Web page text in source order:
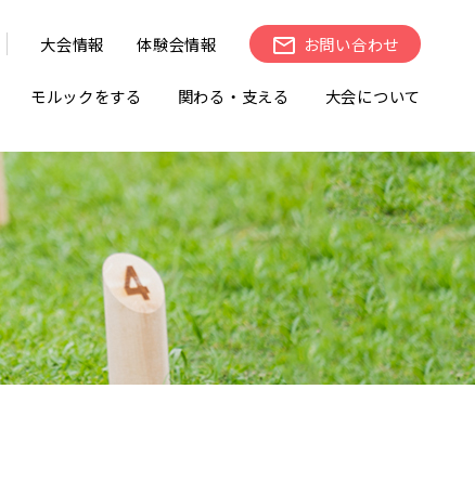
大会情報 体験会情報 お問い合わせ
モルックをする 関わる・支える 大会について